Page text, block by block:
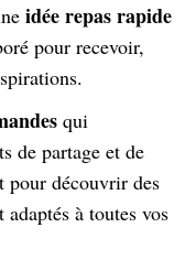
idée repas rapide
pour recevoir,
qui
de partage et de
pour découvrir des
à toutes vos